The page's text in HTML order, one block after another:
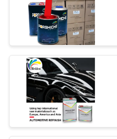
ধাতব সিলভার
গাড়ী পরিষ্কার